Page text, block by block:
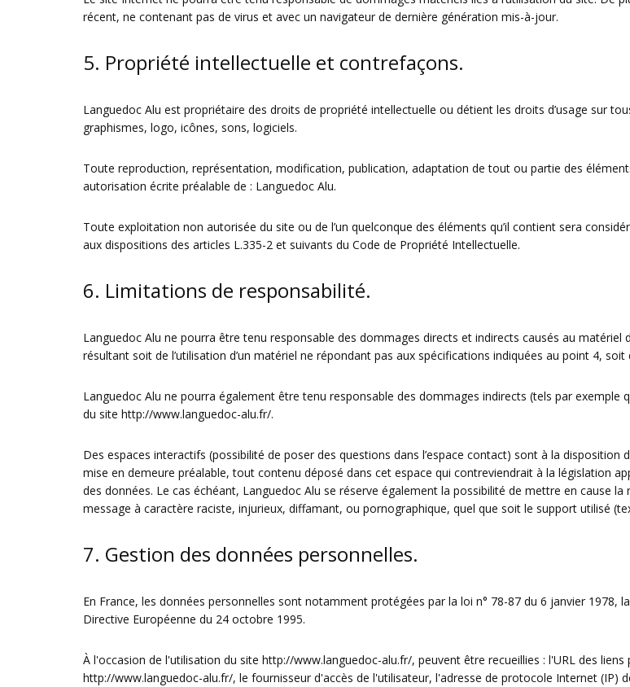
récent, ne contenant pas de virus et avec un navigateur de dernière génération mis-à-jour.
5. Propriété intellectuelle et contrefaçons.
Languedoc Alu est propriétaire des droits de propriété intellectuelle ou détient les droits d’usage sur
graphismes, logo, icônes, sons, logiciels.
Toute reproduction, représentation, modification, publication, adaptation de tout ou partie des
autorisation écrite préalable de : Languedoc Alu.
Toute exploitation non autorisée du site ou de l’un quelconque des éléments qu’il contient sera
aux dispositions des articles L.335-2 et suivants du Code de Propriété Intellectuelle.
6. Limitations de responsabilité.
Languedoc Alu ne pourra être tenu responsable des dommages directs et indirects causés au matériel
résultant soit de l’utilisation d’un matériel ne répondant pas aux spécifications indiquées au point 4, soit
Languedoc Alu ne pourra également être tenu responsable des dommages indirects (tels par exemple
du site http://www.languedoc-alu.fr/.
Des espaces interactifs (possibilité de poser des questions dans l’espace contact) sont à la
mise en demeure préalable, tout contenu déposé dans cet espace qui contreviendrait à la législation
des données. Le cas échéant, Languedoc Alu se réserve également la possibilité de mettre en cause
message à caractère raciste, injurieux, diffamant, ou pornographique, quel que soit le support utilisé
7. Gestion des données personnelles.
En France, les données personnelles sont notamment protégées par la loi n° 78-87 du 6 janvier 1978,
Directive Européenne du 24 octobre 1995.
À l'occasion de l'utilisation du site http://www.languedoc-alu.fr/, peuvent être recueillies : l'URL des
http://www.languedoc-alu.fr/, le fournisseur d'accès de l'utilisateur, l'adresse de protocole Internet (IP)